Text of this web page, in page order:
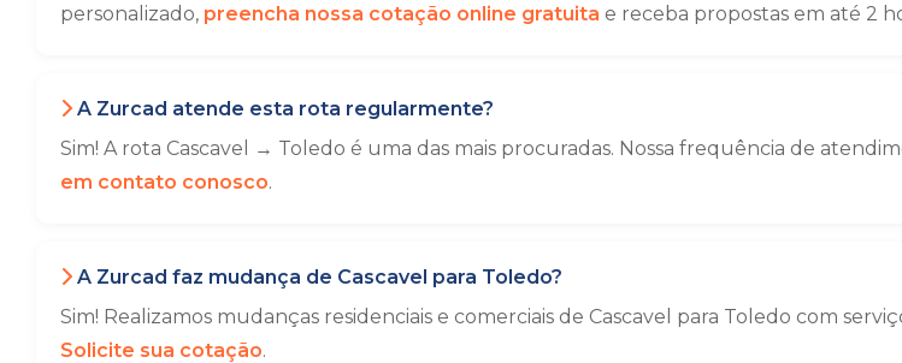
personalizado, preencha nossa cotação online gratuita e receba propostas em até 2
A Zurcad atende esta rota regularmente?
Sim! A rota Cascavel → Toledo é uma das mais procuradas. Nossa frequência de
em contato conosco.
A Zurcad faz mudança de Cascavel para Toledo?
Sim! Realizamos mudanças residenciais e comerciais de Cascavel para Toledo com
Solicite sua cotação.